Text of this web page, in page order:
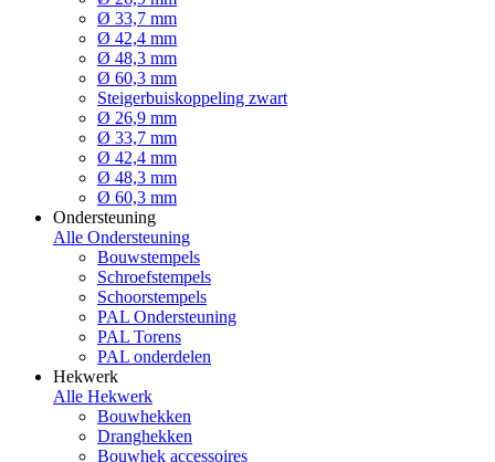
Ø 33,7 mm
Ø 42,4 mm
Ø 48,3 mm
Ø 60,3 mm
Steigerbuiskoppeling zwart
Ø 26,9 mm
Ø 33,7 mm
Ø 42,4 mm
Ø 48,3 mm
Ø 60,3 mm
Ondersteuning
Alle Ondersteuning
Bouwstempels
Schroefstempels
Schoorstempels
PAL Ondersteuning
PAL Torens
PAL onderdelen
Hekwerk
Alle Hekwerk
Bouwhekken
Dranghekken
Bouwhek accessoires